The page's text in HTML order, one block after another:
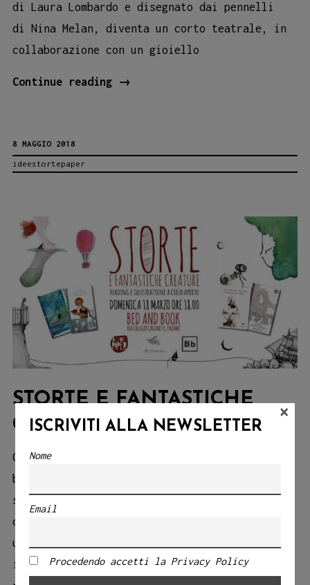
di Laura Lombardo e disegnato dai pennelli
di Nina Melan, diventa un corto teatrale, in
collaborazione con un gioiello
Continue reading
Nonna
→
8 MAGGIO 2018
ideestortepaper
STORTE E FANTASTICHE
CREATURE DA BED & BOOK!
Continua il nostro tour in giro per i posti
belli di Palermo, a raccontare le storie
storte del nostro collettivo! Questa volta ci
ospita un luogo che è un po’ un B&B, un po’
una libreria, ma è soprattutto uno spazio di
incontro tra persone, di costruzione di
ISCRIVITI ALLA NEWSLETTER
Nome
Email
Procedendo accetti la Privacy Policy
×